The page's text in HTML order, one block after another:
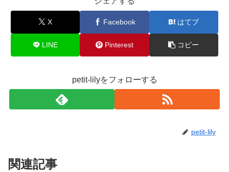
X Facebook はてブ
LINE Pinterest コピー
petit-lilyをフォローする
petit-lily
関連記事